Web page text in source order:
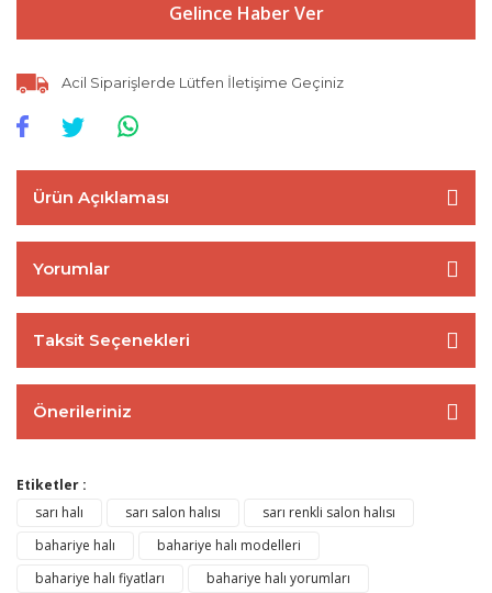
Gelince Haber Ver
Acil Siparişlerde Lütfen İletişime Geçiniz
Ürün Açıklaması
Yorumlar
Taksit Seçenekleri
Önerileriniz
Etiketler :
sarı halı
sarı salon halısı
sarı renkli salon halısı
bahariye halı
bahariye halı modelleri
bahariye halı fiyatları
bahariye halı yorumları